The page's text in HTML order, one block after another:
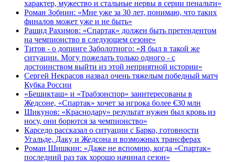
характер, мужество и стальные нервы в серии пенальти»
Роман Зобнин: «Мне уже за 30 лет, понимаю, что таких
финалов может уже и не быть»
Рашид Рахимов: «Спартак» должен быть претендентом
на чемпионство в следующем сезоне»
Титов - о допинге Заболотного: «Я был в такой же
ситуации. Могу пожелать только одного - с
достоинством выйти из этой неприятной истории»
Сергей Некрасов назвал очень тяжелым победный матч
Кубка России
«Бешикташ» и «Трабзонспор» заинтересованы в
Жедсоне, «Спартак» хочет за игрока более €30 млн
Шикунов: «Краснодару» результат нужен был кровь из
носу, они борются за чемпионство»
Карседо рассказал о ситуации с Барко, готовности
Угальде, Даку и Жедсона и возможных трансферах
Роман Шишкин: «Даже не вспомню, когда «Спартак»
последний раз так хорошо начинал сезон»